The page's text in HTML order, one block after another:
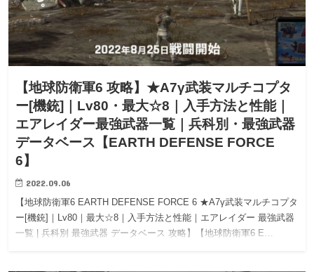
【地球防衛軍6 攻略】★A7γ武装マルチコプタ
ー[機銃]｜Lv80・最大☆8｜入手方法と性能｜
エアレイダー最強武器一覧｜兵科別・最強武器
データベース【EARTH DEFENSE FORCE
6】
2022.09.06
【地球防衛軍6 EARTH DEFENSE FORCE 6 ★A7γ武装マルチコプタ
ー[機銃]｜Lv80｜最大☆8｜入手方法と性能｜エアレイダー 最強武器
一覧 | 兵科別 最強武器 データベース 攻略】【地球防衛軍6 E…